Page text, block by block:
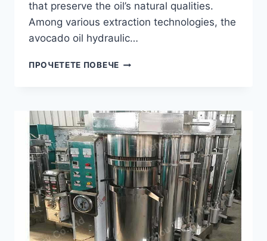
that preserve the oil’s natural qualities.
Among various extraction technologies, the
avocado oil hydraulic…
ПРОЧЕТЕТЕ ПОВЕЧЕKEY
AVOCADO
OIL
HYDRAULIC
PRESS
MACHINE